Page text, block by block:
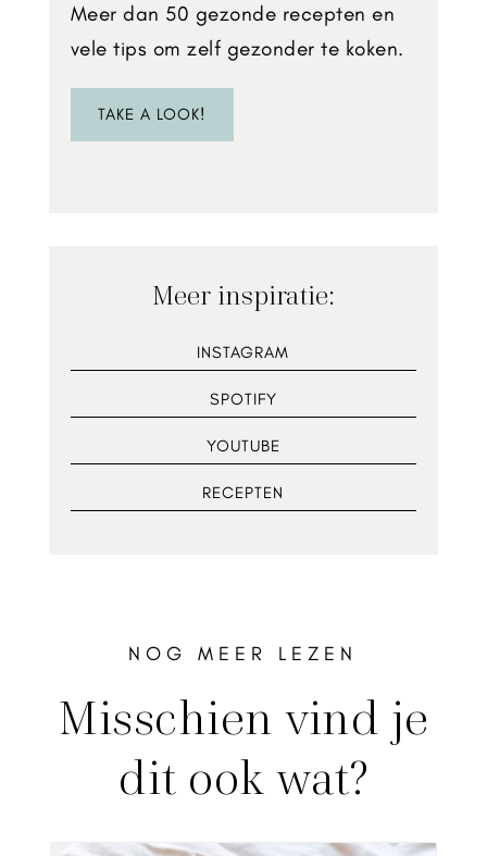
Meer dan 50 gezonde recepten en
vele tips om zelf gezonder te koken.
TAKE A LOOK!
Meer inspiratie:
INSTAGRAM
SPOTIFY
YOUTUBE
RECEPTEN
NOG MEER LEZEN
Misschien vind je
dit ook wat?